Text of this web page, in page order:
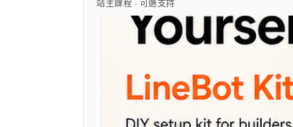
站主課程 · 可選支持